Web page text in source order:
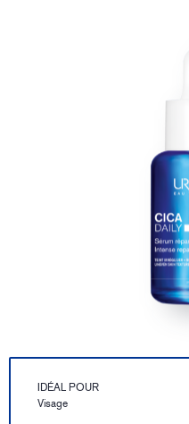
IDÉAL POUR
Visage